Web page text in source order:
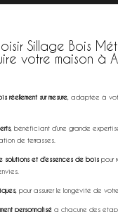
Sillage Bois
votre maison à
réellement sur mesure, adaptée à
, bénéficiant d’une grande
de terrasses.
solutions et d’essences de boispour
, pour assurer le longévité de
personnaliséà chacune des